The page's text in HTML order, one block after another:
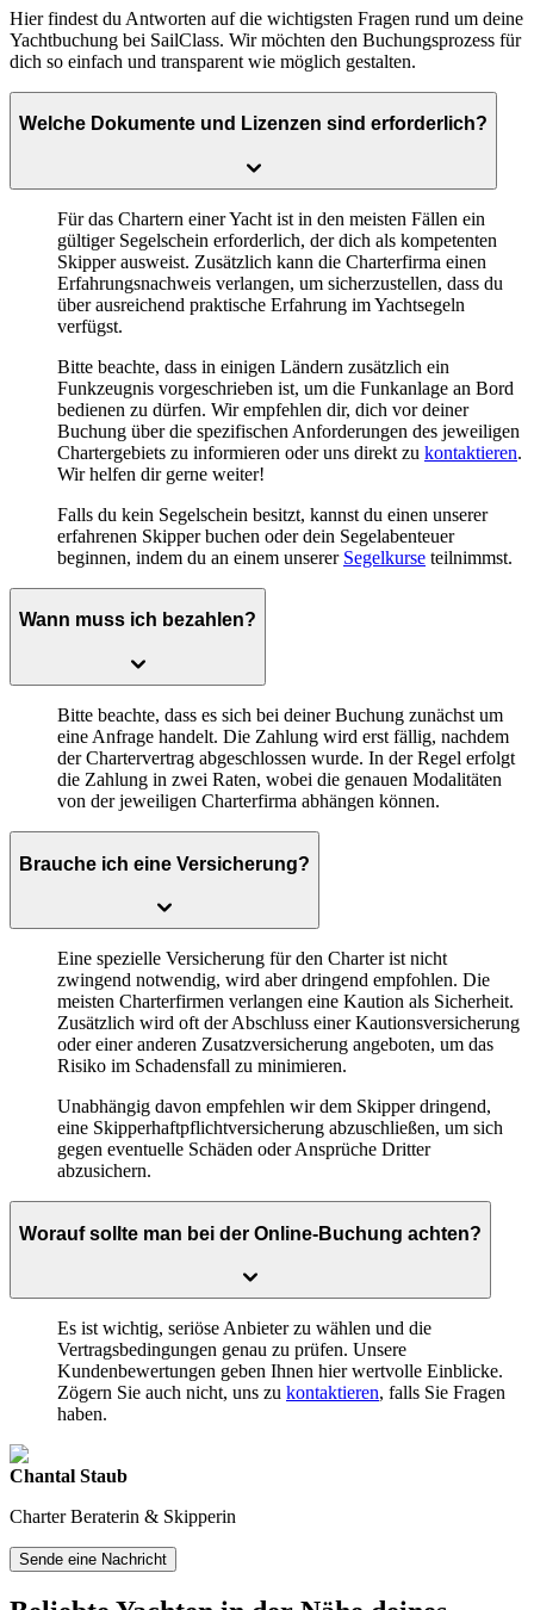
Hier findest du Antworten auf die wichtigsten Fragen rund um deine
Yachtbuchung bei SailClass. Wir möchten den Buchungsprozess für
dich so einfach und transparent wie möglich gestalten.
Welche Dokumente und Lizenzen sind erforderlich?
Für das Chartern einer Yacht ist in den meisten Fällen ein
gültiger Segelschein erforderlich, der dich als kompetenten
Skipper ausweist. Zusätzlich kann die Charterfirma einen
Erfahrungsnachweis verlangen, um sicherzustellen, dass du
über ausreichend praktische Erfahrung im Yachtsegeln
verfügst.
Bitte beachte, dass in einigen Ländern zusätzlich ein
Funkzeugnis vorgeschrieben ist, um die Funkanlage an Bord
bedienen zu dürfen. Wir empfehlen dir, dich vor deiner
Buchung über die spezifischen Anforderungen des jeweiligen
Chartergebiets zu informieren oder uns direkt zu kontaktieren.
Wir helfen dir gerne weiter!
Falls du kein Segelschein besitzt, kannst du einen unserer
erfahrenen Skipper buchen oder dein Segelabenteuer
beginnen, indem du an einem unserer Segelkurse teilnimmst.
Wann muss ich bezahlen?
Bitte beachte, dass es sich bei deiner Buchung zunächst um
eine Anfrage handelt. Die Zahlung wird erst fällig, nachdem
der Chartervertrag abgeschlossen wurde. In der Regel erfolgt
die Zahlung in zwei Raten, wobei die genauen Modalitäten
von der jeweiligen Charterfirma abhängen können.
Brauche ich eine Versicherung?
Eine spezielle Versicherung für den Charter ist nicht
zwingend notwendig, wird aber dringend empfohlen. Die
meisten Charterfirmen verlangen eine Kaution als Sicherheit.
Zusätzlich wird oft der Abschluss einer Kautionsversicherung
oder einer anderen Zusatzversicherung angeboten, um das
Risiko im Schadensfall zu minimieren.
Unabhängig davon empfehlen wir dem Skipper dringend,
eine Skipperhaftpflichtversicherung abzuschließen, um sich
gegen eventuelle Schäden oder Ansprüche Dritter
abzusichern.
Worauf sollte man bei der Online-Buchung achten?
Es ist wichtig, seriöse Anbieter zu wählen und die
Vertragsbedingungen genau zu prüfen. Unsere
Kundenbewertungen geben Ihnen hier wertvolle Einblicke.
Zögern Sie auch nicht, uns zu kontaktieren, falls Sie Fragen
haben.
Chantal Staub
Charter Beraterin & Skipperin
Sende eine Nachricht